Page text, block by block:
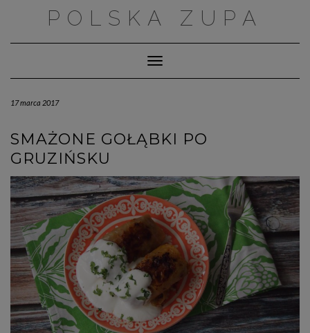
POLSKA ZUPA
Toggle Navigation
17 marca 2017
SMAŻONE GOŁĄBKI PO
GRUZIŃSKU